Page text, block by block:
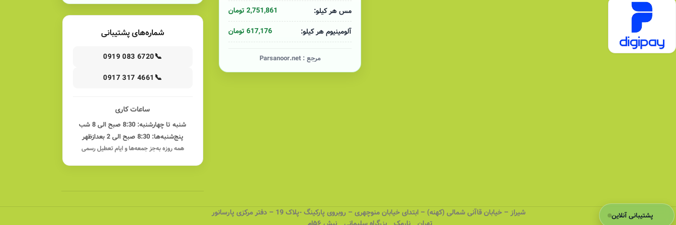
مس هر کیلو:
2,751,861 تومان
آلومینیوم هر کیلو:
617,176 تومان
مرجع :Parsanoor.net
شماره‌های پشتیبانی
📞
0919 083 6720
📞
0917 317 4661
ساعات کاری
شنبه تا چهارشنبه: 8:30 صبح الی 8 شب
پنج‌شنبه‌ها: 8:30 صبح الی 2 بعدازظهر
همه روزه به‌جز جمعه‌ها و ایام تعطیل رسمی
شیراز – خیابان قاآنی شمالی (کهنه) – ابتدای خیابان منوچهری – روبروی پارکینگ -پلاک 19 – دفتر مرکزی پارسانور
پشتیبانی آنلاین